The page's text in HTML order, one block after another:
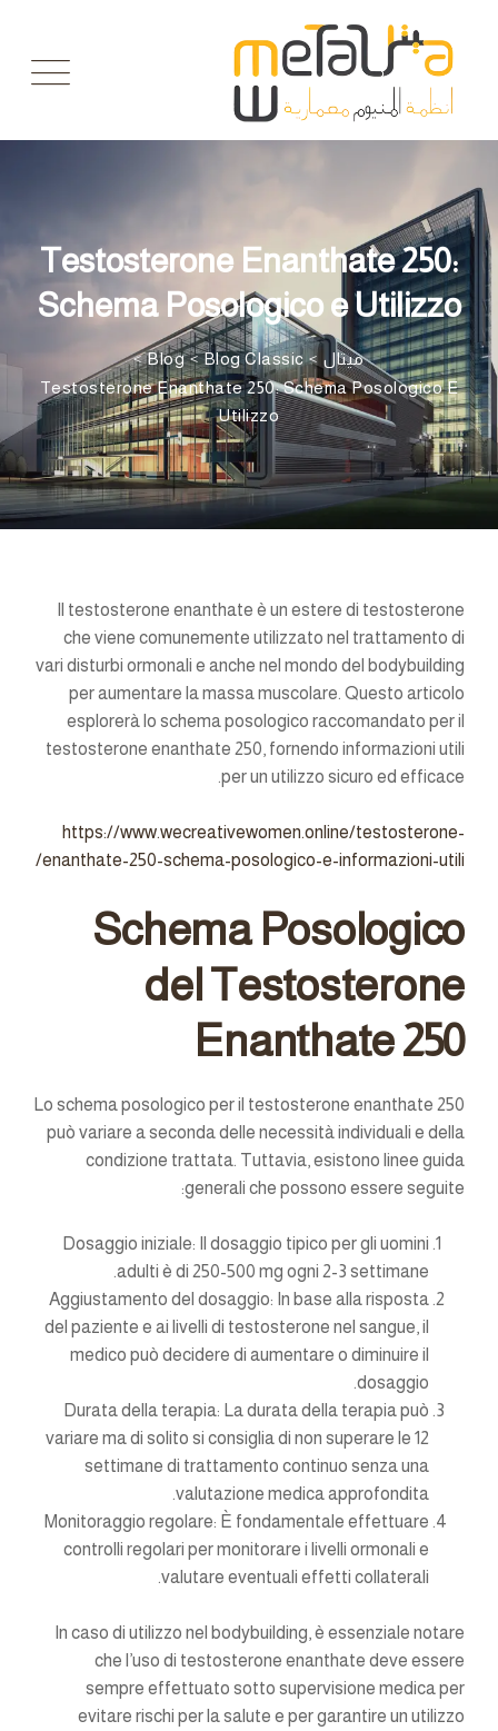
content
Testosterone Enanthate 250:
Schema Posologico e Utilizzo
ميتال>
Blog Classic
>
Blog
>
Testosterone Enanthate 250: Schema Posologico E
Utilizzo
Il testosterone enanthate è un estere di testosterone
che viene comunemente utilizzato nel trattamento di
vari disturbi ormonali e anche nel mondo del bodybuilding
per aumentare la massa muscolare. Questo articolo
esplorerà lo schema posologico raccomandato per il
testosterone enanthate 250, fornendo informazioni utili
per un utilizzo sicuro ed efficace.
https://www.wecreativewomen.online/testosterone-
enanthate-250-schema-posologico-e-informazioni-utili/
Schema Posologico
del Testosterone
Enanthate 250
Lo schema posologico per il testosterone enanthate 250
può variare a seconda delle necessità individuali e della
condizione trattata. Tuttavia, esistono linee guida
generali che possono essere seguite:
Dosaggio iniziale: Il dosaggio tipico per gli uomini
adulti è di 250-500 mg ogni 2-3 settimane.
Aggiustamento del dosaggio: In base alla risposta
del paziente e ai livelli di testosterone nel sangue, il
medico può decidere di aumentare o diminuire il
dosaggio.
Durata della terapia: La durata della terapia può
variare ma di solito si consiglia di non superare le 12
settimane di trattamento continuo senza una
valutazione medica approfondita.
Monitoraggio regolare: È fondamentale effettuare
controlli regolari per monitorare i livelli ormonali e
valutare eventuali effetti collaterali.
In caso di utilizzo nel bodybuilding, è essenziale notare
che l’uso di testosterone enanthate deve essere
sempre effettuato sotto supervisione medica per
evitare rischi per la salute e per garantire un utilizzo